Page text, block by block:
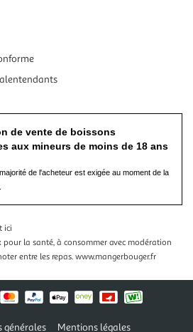
de vente de boissons
aux mineurs de moins de 18 ans
majorité de l'acheteur est exigée au moment de la
ici
pour la santé, à consommer avec modération
entre les repas. www.mangerbouger.fr
générales Mentions légales